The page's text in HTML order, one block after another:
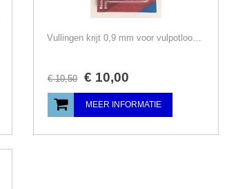
Vullingen krijt 0,9 mm voor vulpotlood Prym, 18 stuks kleuren vulling
€ 10,50 € 10,00
MEER INFORMATIE